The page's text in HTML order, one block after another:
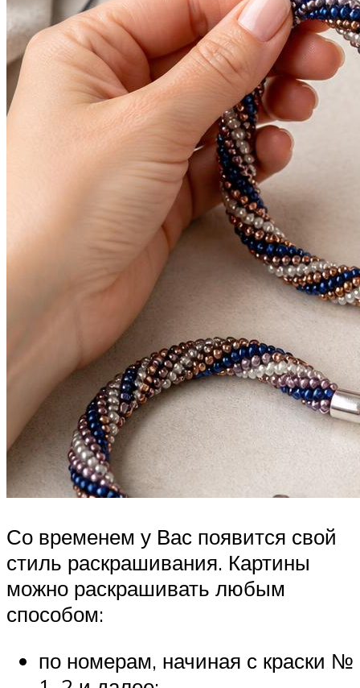
Со временем у Вас появится свой
стиль раскрашивания. Картины
можно раскрашивать любым
способом:
по номерам, начиная с краски №